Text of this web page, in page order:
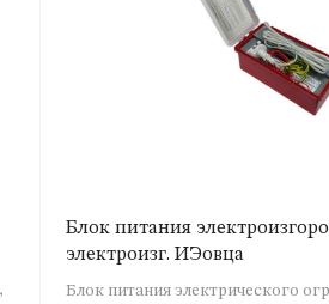
Блок питания
электроизг. ИЭовца
Блок питания электрического